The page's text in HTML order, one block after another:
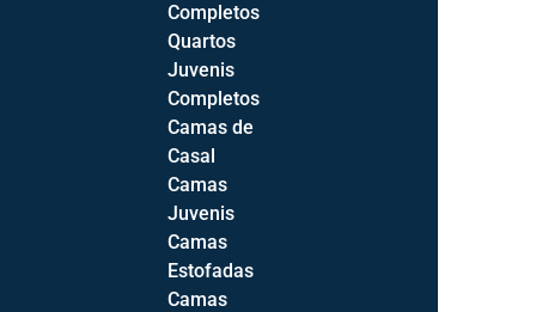
Mesas de Cabeceira
Roupeiros 17
Toucadores 14
Sala de Estar 75
Bases TV
Mesas de Apoio
Mesas de Centro
Completos
Quartos
Juvenis
Completos
Camas de
Casal
Camas
Juvenis
Camas
Estofadas
Camas